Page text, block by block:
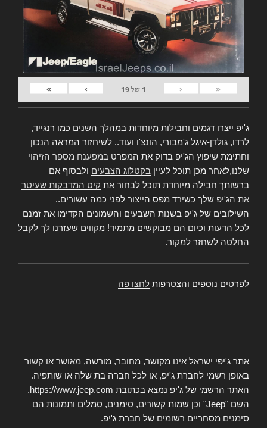
«
‹
1 של19
›
»
ג'יפ ייצרו דגמים וחבילות מיוחדות במהלך השנים כמו רנגייד,
לרדו, גולדן-איגל ג'מבורי, הונצ'ו ועוד.. לשיחזור המראה הנכון
וחתימת שיפוץ הג'יפ בדוק את המפרט במפענח מספר הזיהוי
שלנו,לאחר מכן תוכל לעיין בקטלוג הצבעים ולבסוף אם
ברשותך חבילה מיוחדת תוכל לבחור את קיט המדבקות שעיטר
את הג'יפ שלך כשירד מפס הייצור לפני כמה עשורים..
השילובים של ג'יפ בשנות השבעים והשמונים הקדימו את זמנם
לכל הדעות וכיום הם מבוקשים מתמיד! מקווים שעזרנו לך לקבל
החלטה לשחזר למקור.
לפרטים נוספים והצטרפות לחצו פה
אתר ג'יפי ישראל אינו מקושר, מחובר, מורשה, מאושר או קשור
באופן רשמי לחברת ג'יפ, או לכל חברה בת שלה או שותפיה.
האתר הרשמי של ג'יפ נמצא בכתובת https://www.jeep.com.
השם "Jeep" וכן שמות קשורים, סימנים, סמלים ותמונות הם
סימנים מסחריים רשומים של חברת ג'יפ.